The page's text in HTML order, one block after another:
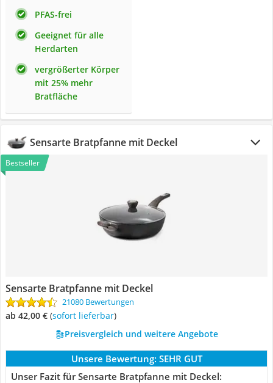
PFAS-frei
Geeignet für alle
Herdarten
vergrößerter Körper
mit 25% mehr
Bratfläche
Sensarte Bratpfanne mit Deckel
Bestseller
Sensarte Bratpfanne mit Deckel
21080 Bewertungen
ab 42,00 € ( Sofort lieferbar)
Preisvergleich und weitere Angebote
Unsere Bewertung: SEHR GUT
Unser Fazit für Sensarte Bratpfanne mit Deckel: